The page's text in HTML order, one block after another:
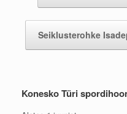
Seiklusterohke
Konesko Türi